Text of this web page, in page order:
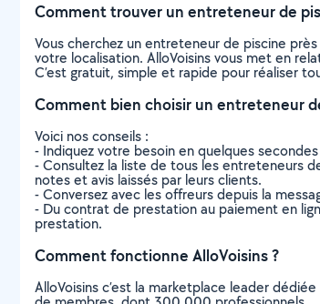
Comment trouver un entreteneur de
Vous cherchez un entreteneur de piscine
votre localisation. AlloVoisins vous met en
C’est gratuit, simple et rapide pour réaliser
Comment bien choisir un entreteneur
Voici nos conseils :
- Indiquez votre besoin en quelques
- Consultez la liste de tous les entreteneurs
notes et avis laissés par leurs clients.
- Conversez avec les offreurs depuis la
- Du contrat de prestation au paiement en
prestation.
Comment fonctionne AlloVoisins ?
AlloVoisins c’est la marketplace leader